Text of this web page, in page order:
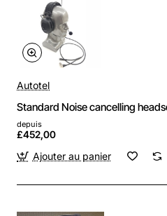
Autotel
Standard Noise cancelling
depuis
£452,00
Ajouter au panier